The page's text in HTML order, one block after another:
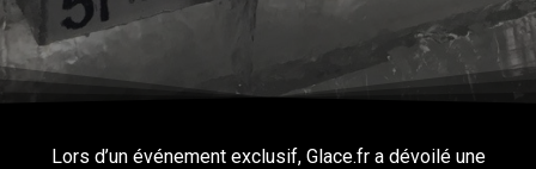
Lors d’un événement exclusif, Glace.fr a dévoilé une